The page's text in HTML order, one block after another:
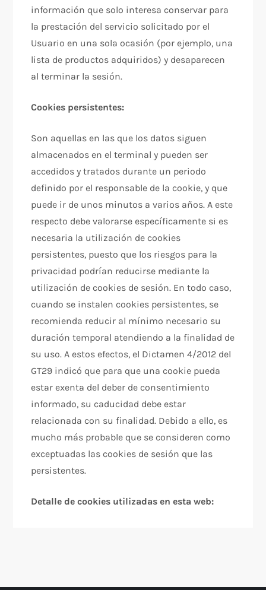
información que solo interesa conservar para
la prestación del servicio solicitado por el
Usuario en una sola ocasión (por ejemplo, una
lista de productos adquiridos) y desaparecen
al terminar la sesión.
Cookies persistentes:
Son aquellas en las que los datos siguen
almacenados en el terminal y pueden ser
accedidos y tratados durante un periodo
definido por el responsable de la cookie, y que
puede ir de unos minutos a varios años. A este
respecto debe valorarse específicamente si es
necesaria la utilización de cookies
persistentes, puesto que los riesgos para la
privacidad podrían reducirse mediante la
utilización de cookies de sesión. En todo caso,
cuando se instalen cookies persistentes, se
recomienda reducir al mínimo necesario su
duración temporal atendiendo a la finalidad de
su uso. A estos efectos, el Dictamen 4/2012 del
GT29 indicó que para que una cookie pueda
estar exenta del deber de consentimiento
informado, su caducidad debe estar
relacionada con su finalidad. Debido a ello, es
mucho más probable que se consideren como
exceptuadas las cookies de sesión que las
persistentes.
Detalle de cookies utilizadas en esta web: